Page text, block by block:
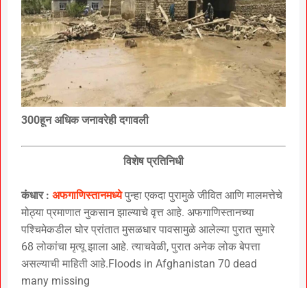
300हून अधिक जनावरेही दगावली
विशेष प्रतिनिधी
कंधार : अफगाणिस्तानमध्ये पुन्हा एकदा पुरामुळे जीवित आणि मालमत्तेचे
मोठ्या प्रमाणात नुकसान झाल्याचे वृत्त आहे. अफगाणिस्तानच्या
पश्चिमेकडील घोर प्रांतात मुसळधार पावसामुळे आलेल्या पुरात सुमारे
68 लोकांचा मृत्यू झाला आहे. त्याचवेळी, पुरात अनेक लोक बेपत्ता
असल्याची माहिती आहे.Floods in Afghanistan 70 dead
many missing